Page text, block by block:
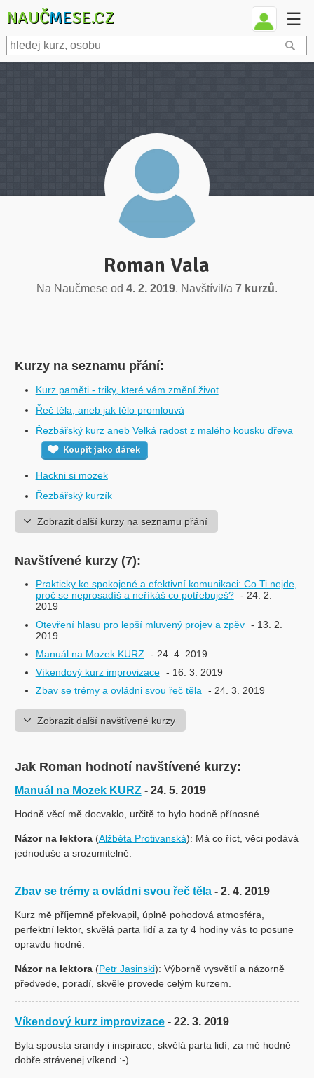
NAUČMESE.CZ ☰
Roman Vala
Na Naučmese od 4. 2. 2019. Navštívil/a 7 kurzů.
Kurzy na seznamu přání:
Kurz paměti - triky, které vám změní život
Řeč těla, aneb jak tělo promlouvá
Řezbářský kurz aneb Velká radost z malého kousku dřeva
Koupit jako dárek
Hackni si mozek
Řezbářský kurzík
Zobrazit další kurzy na seznamu přání
Navštívené kurzy (7):
Prakticky ke spokojené a efektivní komunikaci: Co Ti nejde,
proč se neprosadíš a neříkáš co potřebuješ? - 24. 2.
2019
Otevření hlasu pro lepší mluvený projev a zpěv - 13. 2.
2019
Manuál na Mozek KURZ
- 24. 4. 2019
Víkendový kurz improvizace - 16. 3. 2019
Zbav se trémy a ovládni svou řeč těla
- 24. 3. 2019
Zobrazit další navštívené kurzy
Jak Roman hodnotí navštívené kurzy:
Manuál na Mozek KURZ - 24. 5. 2019
Hodně věcí mě docvaklo, určitě to bylo hodně přínosné.
Názor na lektora(Alžběta Protivanská): Má co říct, věci podává
jednoduše a srozumitelně.
Zbav se trémy a ovládni svou řeč těla - 2. 4. 2019
Kurz mě příjemně překvapil, úplně pohodová atmosféra,
perfektní lektor, skvělá parta lidí a za ty 4 hodiny vás to posune
opravdu hodně.
Názor na lektora(Petr Jasinski): Výborně vysvětlí a názorně
předvede, poradí, skvěle provede celým kurzem.
Víkendový kurz improvizace - 22. 3. 2019
Byla spousta srandy i inspirace, skvělá parta lidí, za mě hodně
dobře strávenej víkend :-)